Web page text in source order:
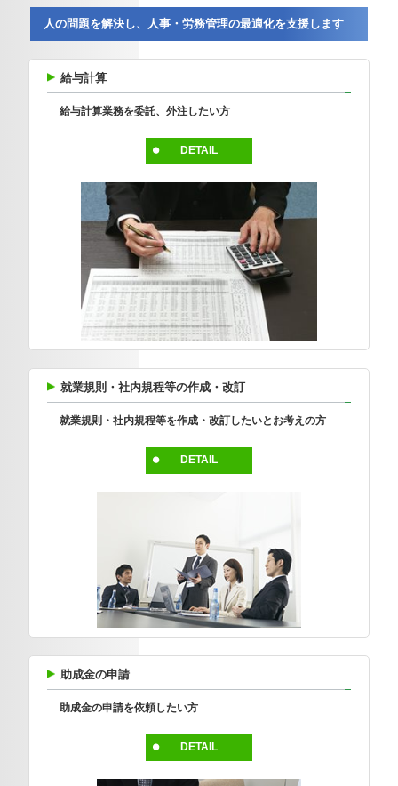
人の問題を解決し、人事・労務管理の最適化を支援します
給与計算
給与計算業務を委託、外注したい方
DETAIL
就業規則・社内規程等の作成・改訂
就業規則・社内規程等を作成・改訂したいとお考えの方
DETAIL
助成金の申請
助成金の申請を依頼したい方
DETAIL